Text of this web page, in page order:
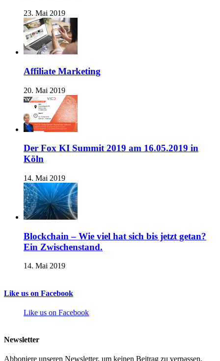
23. Mai 2019
Affiliate Marketing
20. Mai 2019
Der Fox KI Summit 2019 am 16.05.2019 in
Köln
14. Mai 2019
Blockchain – Wie viel hat sich bis jetzt getan?
Ein Zwischenstand.
14. Mai 2019
Like us on Facebook
Like us on Facebook
Newsletter
Abboniere unseren Newsletter, um keinen Beitrag zu verpassen.